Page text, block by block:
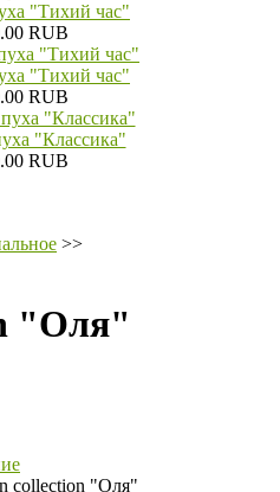
"Тихий час"
RUB
"Тихий час"
RUB
"Классика"
RUB
>>
"Оля"